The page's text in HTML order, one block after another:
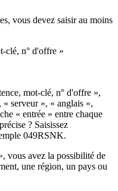
vous devez saisir au moins
clé, n° d'offre »
mot-clé, n° d'offre »,
serveur », « anglais »,
« entrée » entre chaque
? Saisissez
049RSNK.
vous avez la possibilité de
une région, un pays ou